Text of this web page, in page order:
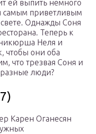
ей выпить немного
самым приветливым
Однажды Соня
Теперь к
Неля и
чтобы они оба
что трезвая Соня и
люди?
Карен Оганесян